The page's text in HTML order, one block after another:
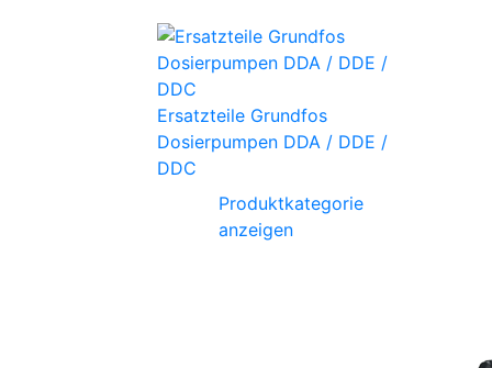
Ersatzteile Grundfos
Dosierpumpen DDA / DDE /
DDC
Produktkategorie
anzeigen